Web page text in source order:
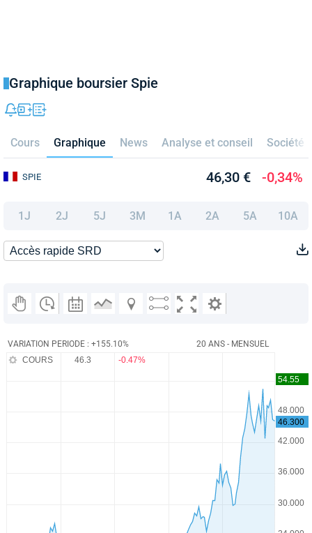
Graphique boursier Spie
Cours Graphique News Analyse et conseil Société
SPIE 46,30 € -0,34%
1J 2J 5J 3M 1A 2A 5A 10A
VARIATION PERIODE : +155.10% 20 ANS - MENSUEL
COURS 46.3 -0.47%